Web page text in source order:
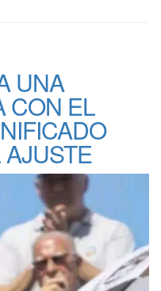
UNA
CON EL